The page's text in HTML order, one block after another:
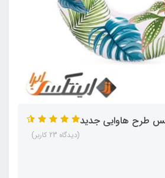
طرح هاوایی جدید
(دیدگاه 23 کاربر)